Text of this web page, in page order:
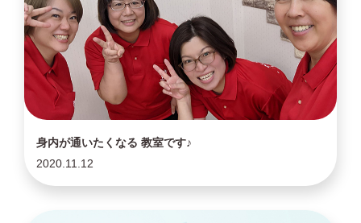
身内が通いたくなる 教室です♪
2020.11.12